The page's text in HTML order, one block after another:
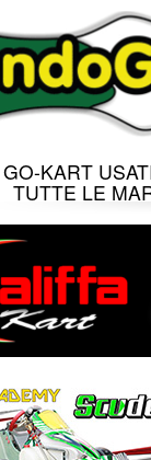
KART
TUTTE LE